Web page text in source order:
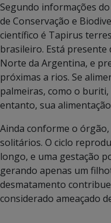
Segundo informações
de Conservação e
científico é Tapirus
brasileiro. Está presente
Norte da Argentina, e
próximas a rios. Se
palmeiras, como o
entanto, sua
Ainda conforme o
solitários. O ciclo
longo, e uma gestação
gerando apenas um
desmatamento
considerado ameaçado